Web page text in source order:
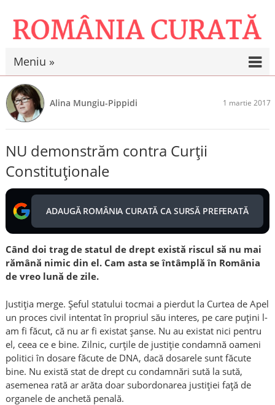
Meniu »
Alina Mungiu-Pippidi 1 martie 2017
NU demonstrăm contra Curţii
Constituţionale
ADAUGĂ ROMÂNIA CURATĂ CA SURSĂ PREFERATĂ
Când doi trag de statul de drept există riscul să nu mai
rămână nimic din el. Cam asta se întâmplă în România
de vreo lună de zile.
Justiţia merge. Şeful statului tocmai a pierdut la Curtea de Apel
un proces civil intentat în propriul său interes, pe care puţini l-
am fi făcut, că nu ar fi existat şanse. Nu au existat nici pentru
el, ceea ce e bine. Zilnic, curţile de justiţie condamnă oameni
politici în dosare făcute de DNA, dacă dosarele sunt făcute
bine. Nu există stat de drept cu condamnări sută la sută,
asemenea rată ar arăta doar subordonarea justiţiei faţă de
organele de anchetă penală.